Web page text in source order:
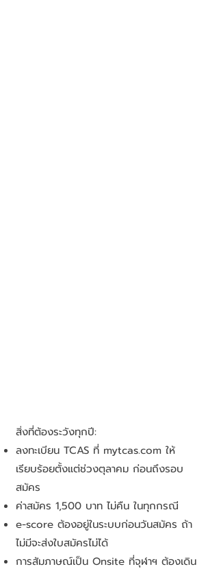
สิ่งที่ต้องระวังทุกปี:
ลงทะเบียน TCAS ที่ mytcas.com ให้
เรียบร้อยตั้งแต่ช่วงตุลาคม ก่อนถึงรอบ
สมัคร
ค่าสมัคร 1,500 บาท ไม่คืน ในทุกกรณี
e-score ต้องอยู่ในระบบก่อนวันสมัคร ถ้า
ไม่มีจะส่งใบสมัครไม่ได้
การสัมภาษณ์เป็น Onsite ที่จุฬาฯ ต้องเดิน